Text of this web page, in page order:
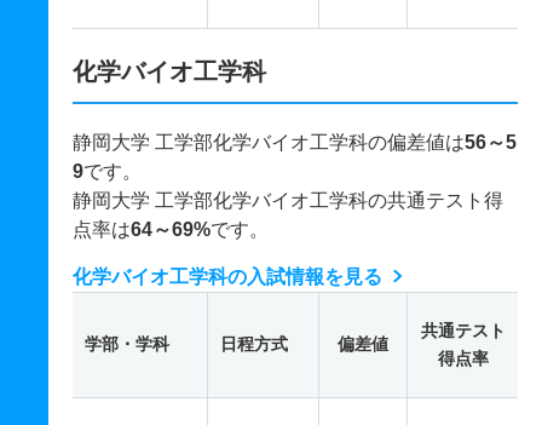
化学バイオ工学科
静岡大学 工学部化学バイオ工学科の偏差値は56～5
9です。
静岡大学 工学部化学バイオ工学科の共通テスト得
点率は64～69%です。
化学バイオ工学科の入試情報を見る
学部・学科 日程方式 偏差値
共通テスト
得点率